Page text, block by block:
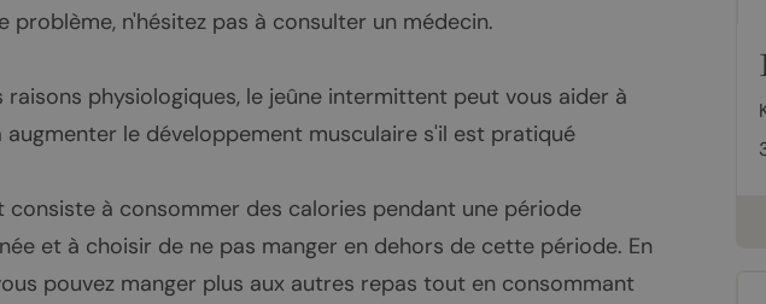
problème, n'hésitez pas à consulter un médecin.
raisons physiologiques, le jeûne intermittent peut vous aider à
le développement musculaire s'il est pratiqué
consiste à consommer des calories pendant une période
et à choisir de ne pas manger en dehors de cette période. En
pouvez manger plus aux autres repas tout en consommant